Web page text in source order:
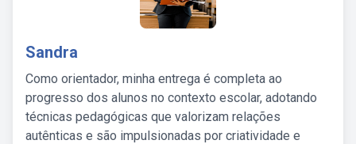
Sandra
Como orientador, minha entrega é completa ao
progresso dos alunos no contexto escolar, adotando
técnicas pedagógicas que valorizam relações
autênticas e são impulsionadas por criatividade e